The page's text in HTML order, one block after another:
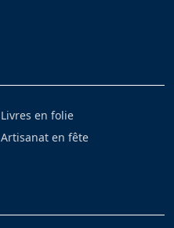
Livres en folie
Artisanat en fête